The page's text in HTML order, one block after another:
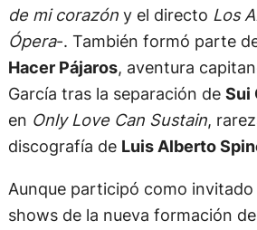
de mi corazóny el directo Los
Ópera-. También formó parte
Hacer Pájaros, aventura
García tras la separación de Sui
en Only Love Can Sustain,
discografía de Luis Alberto
Aunque participó como invitado
shows de la nueva formación